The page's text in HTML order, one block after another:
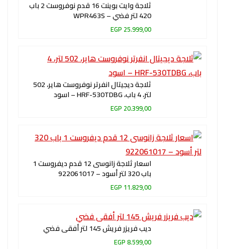
ثلاجة وايت بوينت 16 قدم نوفروست 2 باب
420 لتر فضي – WPR463S
25.999,00 EGP
ثلاجة ديجيتال انفرتر نوفروست هاير، 502
لتر، 4 باب، HRF-530TDBG – اسود
20.399,00 EGP
اسعار ثلاجة زانوسى 12 قدم ديفروست 1
باب 320 لتر أسود – 922061017
11.829,00 EGP
ديب فريزر فريش 145 لتر أفقى فضي
8.599,00 EGP